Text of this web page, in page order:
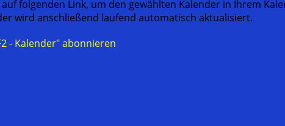
auf folgenden Link, um den gewählten Kalender in Ihrem
wird anschließend laufend automatisch aktualisiert.
- Kalender" abonnieren